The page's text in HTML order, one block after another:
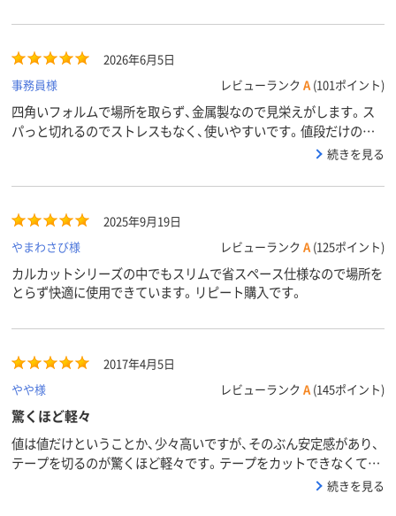
2026年6月5日
事務員様
レビューランク A (101ポイント)
四角いフォルムで場所を取らず、金属製なので見栄えがします。ス
パっと切れるのでストレスもなく、使いやすいです。値段だけのこ
とはあるということでしょうか。また、小巻のテープも使えるのが
続きを見る
2025年9月19日
やまわさび様
レビューランク A (125ポイント)
カルカットシリーズの中でもスリムで省スペース仕様なので場所を
とらず快適に使用できています。リピート購入です。
2017年4月5日
やや様
レビューランク A (145ポイント)
驚くほど軽々
値は値だけということか、少々高いですが、そのぶん安定感があり、
テープを切るのが驚くほど軽々です。テープをカットできなくて両
手で押さえたり…といったストレスが本当にないので重宝していま
続きを見る